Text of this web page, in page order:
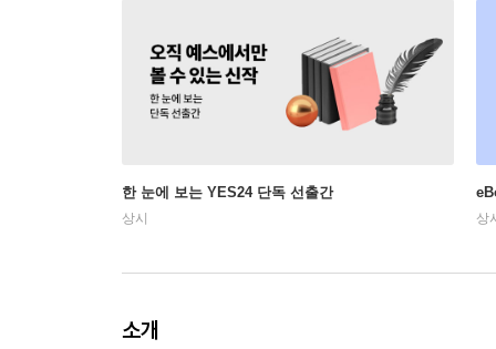
한 눈에 보는 YES24 단독 선출간
상시 상
소개